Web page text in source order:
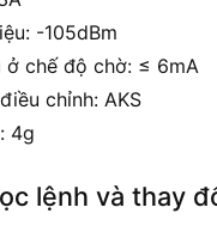
-105dBm
ở chế độ chờ: ≤ 6mA
chỉnh: AKS
4g
lệnh và thay